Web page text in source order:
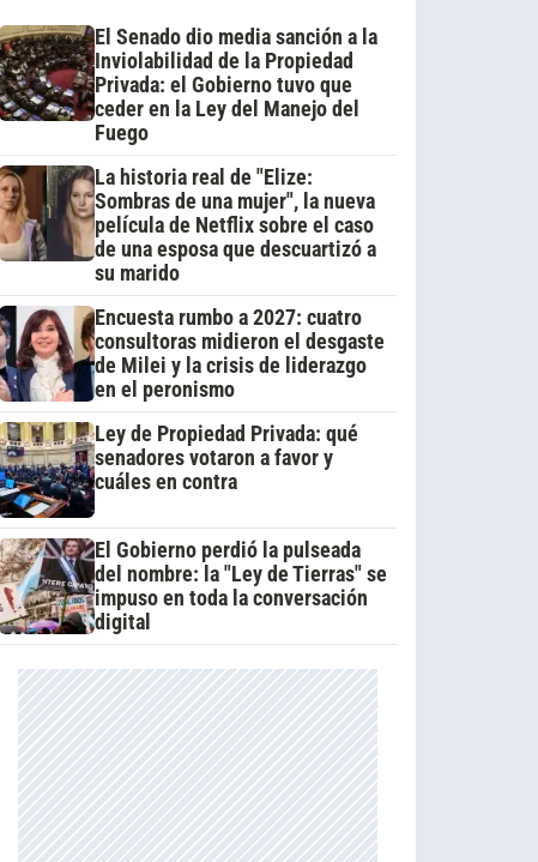
El Senado dio media sanción a la
Inviolabilidad de la Propiedad
Privada: el Gobierno tuvo que
ceder en la Ley del Manejo del
Fuego
La historia real de "Elize:
Sombras de una mujer", la nueva
película de Netflix sobre el caso
de una esposa que descuartizó a
su marido
Encuesta rumbo a 2027: cuatro
consultoras midieron el desgaste
de Milei y la crisis de liderazgo
en el peronismo
Ley de Propiedad Privada: qué
senadores votaron a favor y
cuáles en contra
El Gobierno perdió la pulseada
del nombre: la "Ley de Tierras" se
impuso en toda la conversación
digital